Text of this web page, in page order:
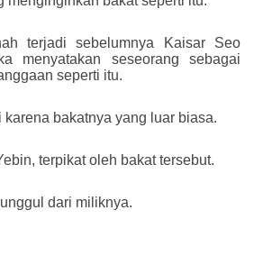
terjadi sebelumnya Kaisar Seo
menyatakan seseorang sebagai
seperti itu.
karena bakatnya yang luar biasa.
terpikat oleh bakat tersebut.
dari miliknya.